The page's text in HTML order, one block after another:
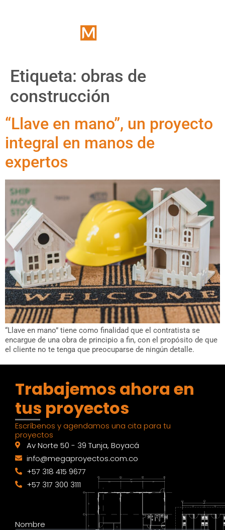
Etiqueta: obras de
construcción
“Llave en mano”, un proyecto
integral en manos de
expertos
“Llave en mano” tiene como finalidad que el contratista se
encargue de una obra de principio a fin, con el propósito de que
el cliente no te tenga que preocuparse de ningún detalle.
Nombre
Trabajemos ahora en
tus proyectos
Escríbenos y agendamos una cita para tu
proyectos
Av Norte 50 - 39 Tunja, Boyacá
info@megaproyectos.com.co
+57 318 415 9677
+57 317 300 3111